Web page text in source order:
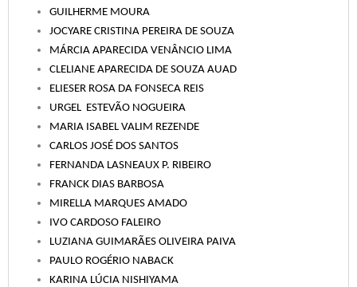
GUILHERME MOURA
JOCYARE CRISTINA PEREIRA DE SOUZA
MÁRCIA APARECIDA VENÂNCIO LIMA
CLELIANE APARECIDA DE SOUZA AUAD
ELIESER ROSA DA FONSECA REIS
URGEL  ESTEVÃO NOGUEIRA
MARIA ISABEL VALIM REZENDE
CARLOS JOSÉ DOS SANTOS
FERNANDA LASNEAUX P. RIBEIRO
FRANCK DIAS BARBOSA
MIRELLA MARQUES AMADO
IVO CARDOSO FALEIRO
LUZIANA GUIMARÃES OLIVEIRA PAIVA
PAULO ROGÉRIO NABACK
KARINA LÚCIA NISHIYAMA